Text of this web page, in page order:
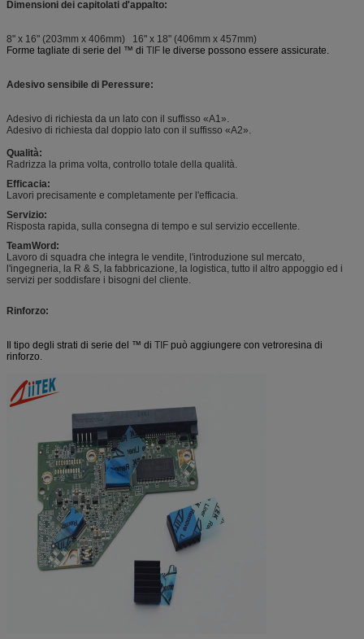
Dimensioni dei capitolati d'appalto:
8" x 16" (203mm x 406mm) 16" x 18" (406mm x 457mm)
Forme tagliate di serie del ™ di TIF le diverse possono essere assicurate.
Adesivo sensibile di Peressure:
Adesivo di richiesta da un lato con il suffisso «A1».
Adesivo di richiesta dal doppio lato con il suffisso «A2».
Qualità:
Radrizza la prima volta, controllo totale della qualità.
Efficacia:
Lavori precisamente e completamente per l'efficacia.
Servizio:
Risposta rapida, sulla consegna di tempo e sul servizio eccellente.
TeamWord:
Lavoro di squadra che integra le vendite, l'introduzione sul mercato,
l'ingegneria, la R & S, la fabbricazione, la logistica, tutto il altro appoggio ed i
servizi per soddisfare i bisogni del cliente.
Rinforzo:
Il tipo degli strati di serie del ™ di TIF può aggiungere con vetroresina di
rinforzo.